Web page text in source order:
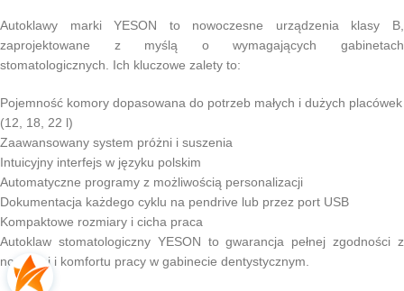
Autoklawy marki YESON to nowoczesne urządzenia klasy B,
zaprojektowane z myślą o wymagających gabinetach
stomatologicznych. Ich kluczowe zalety to:
Pojemność komory dopasowana do potrzeb małych i dużych placówek
(12, 18, 22 l)
Zaawansowany system próżni i suszenia
Intuicyjny interfejs w języku polskim
Automatyczne programy z możliwością personalizacji
Dokumentacja każdego cyklu na pendrive lub przez port USB
Kompaktowe rozmiary i cicha praca
Autoklaw stomatologiczny YESON to gwarancja pełnej zgodności z
normami i komfortu pracy w gabinecie dentystycznym.